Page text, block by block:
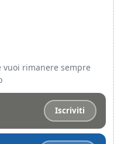
vuoi rimanere sempre
Iscriviti